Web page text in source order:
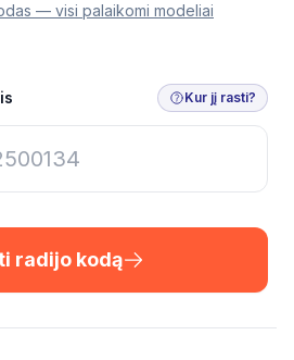
— visi palaikomi modeliai
Kur jį rasti?
radijo kodą